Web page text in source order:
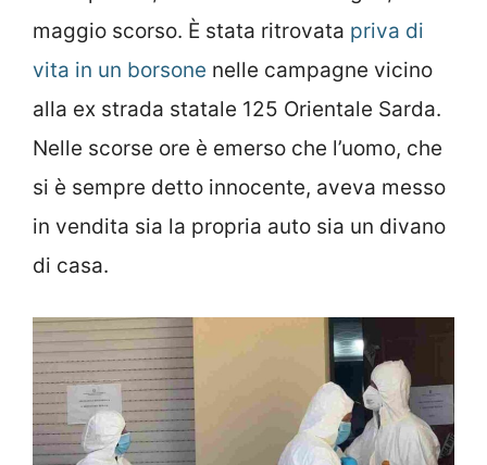
maggio scorso. È stata ritrovata priva di
vita in un borsone nelle campagne vicino
alla ex strada statale 125 Orientale Sarda.
Nelle scorse ore è emerso che l’uomo, che
si è sempre detto innocente, aveva messo
in vendita sia la propria auto sia un divano
di casa.